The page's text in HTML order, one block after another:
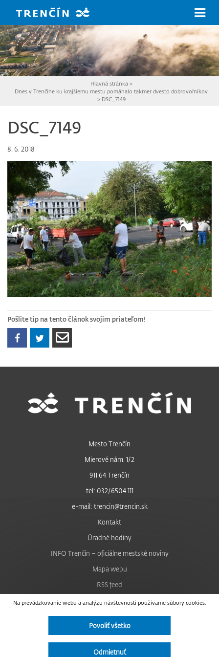
Hlavná stránka >
Dnes v Trenčíne ku krajšiemu mestu pomáhalo takmer dvesto dobrovoľníkov
> DSC_7149
DSC_7149
8. 6. 2018
Pošlite tip na tento článok svojim priateľom!
Na prevádzkovanie webu a analýzu návštevnosti používame súbory cookies.
Povoliť všetko
Odmietnuť
Mesto Trenčín
Mierové nám. 1/2
911 64 Trenčín
tel: 032/6504 111
e-mail: trencin@trencin.sk
Kontakt
Úradné hodiny
INFO Trenčín – oficiálne mestské noviny
Mapa webu
RSS feed
Nastavenie cookies
Facebook
Instagram